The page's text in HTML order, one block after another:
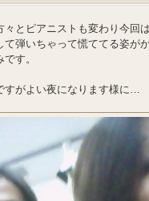
とピアニストも変わり今回
弾いちゃって慌ててる姿が
す。
すがよい夜になります様に…